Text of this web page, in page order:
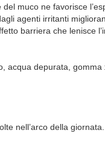
muco ne favorisce
agenti irritanti
barriera che lenisce
acqua depurata,
nell’arco della giornata.